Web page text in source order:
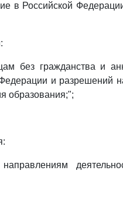
в Российской
без гражданства и
и разрешений
образования;";